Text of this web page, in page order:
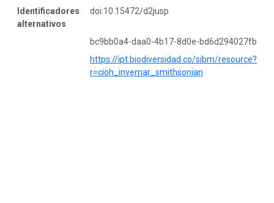
Identificadores
alternativos
doi:10.15472/d2jusp
bc9bb0a4-daa0-4b17-8d0e-bd6d294027fb
https://ipt.biodiversidad.co/sibm/resource?
r=cioh_invemar_smithsonian